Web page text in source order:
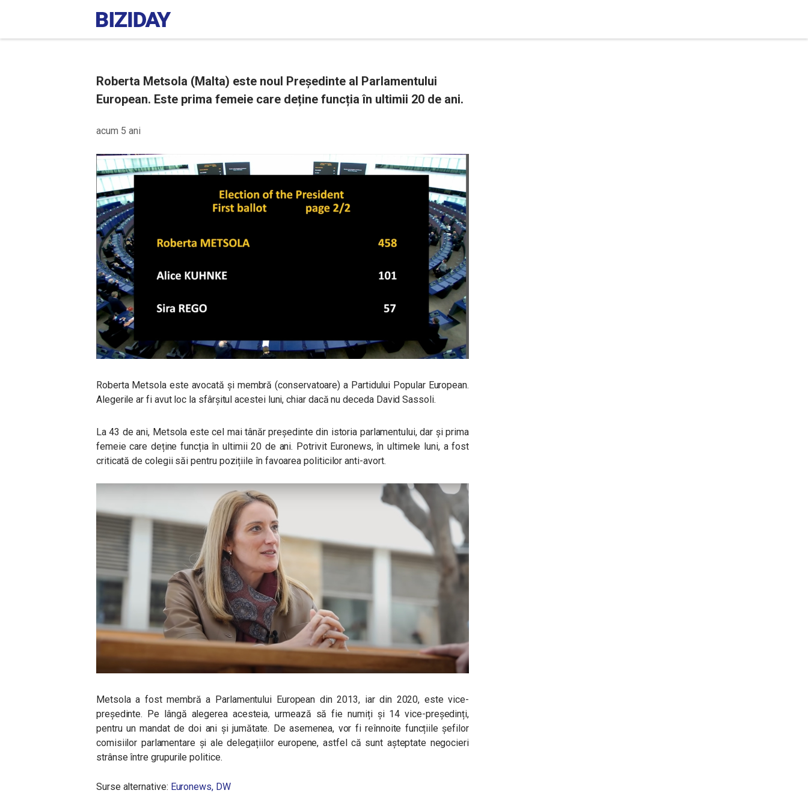
Roberta Metsola (Malta) este noul Președinte al Parlamentului
European. Este prima femeie care deține funcția în ultimii 20 de ani.
acum 5 ani
Roberta Metsola este avocată și membră (conservatoare) a Partidului Popular European.
Alegerile ar fi avut loc la sfârșitul acestei luni, chiar dacă nu deceda David Sassoli.
La 43 de ani, Metsola este cel mai tânăr președinte din istoria parlamentului, dar și prima
femeie care deține funcția în ultimii 20 de ani. Potrivit Euronews, în ultimele luni, a fost
criticată de colegii săi pentru pozițiile în favoarea politicilor anti-avort.
Metsola a fost membră a Parlamentului European din 2013, iar din 2020, este vice-
președinte. Pe lângă alegerea acesteia, urmează să fie numiți și 14 vice-președinți,
pentru un mandat de doi ani și jumătate. De asemenea, vor fi reînnoite funcțiile șefilor
comisiilor parlamentare și ale delegațiilor europene, astfel că sunt așteptate negocieri
strânse între grupurile politice.
Surse alternative: Euronews, DW